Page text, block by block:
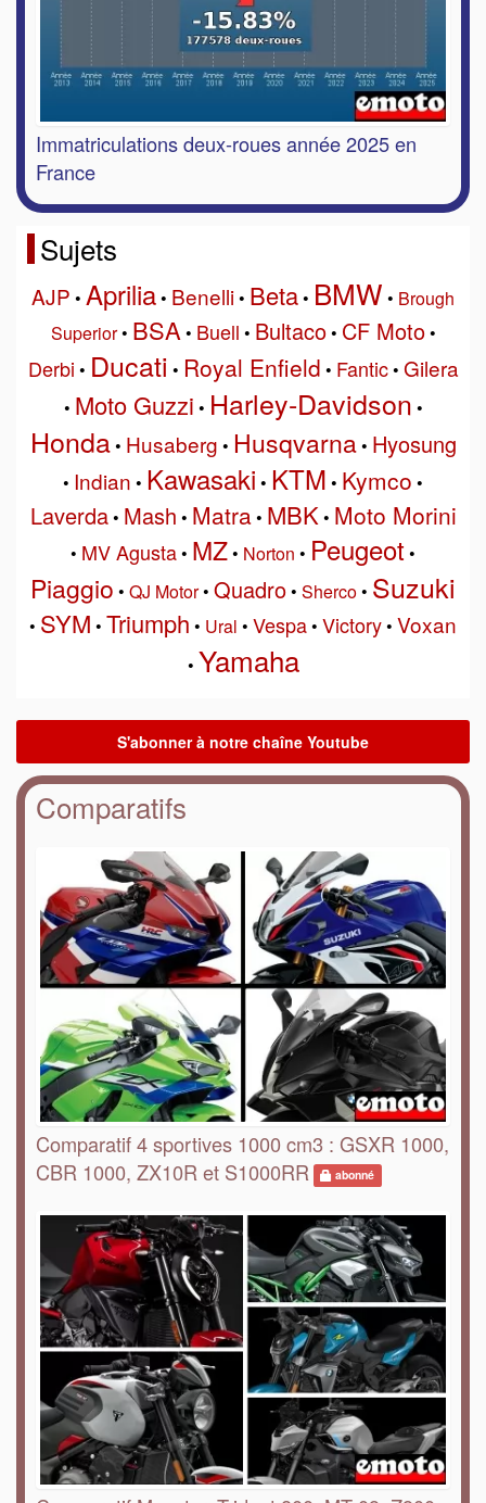
Immatriculations deux-roues année 2025 en
France
Sujets
AJP • Aprilia• Benelli• Beta• BMW • Brough
Superior• BSA• Buell • Bultaco• CF Moto•
Derbi • Ducati • Royal Enfield • Fantic• Gilera
• Moto Guzzi • Harley-Davidson •
Honda• Husaberg • Husqvarna• Hyosung
• Indian • Kawasaki • KTM • Kymco •
Laverda• Mash • Matra• MBK• Moto Morini
• MV Agusta• MZ• Norton • Peugeot •
Piaggio • QJ Motor• Quadro• Sherco• Suzuki
• SYM • Triumph • Ural • Vespa• Victory• Voxan
• Yamaha
Comparatifs
Comparatif 4 sportives 1000 cm3 : GSXR 1000,
CBR 1000, ZX10R et S1000RR
abonné